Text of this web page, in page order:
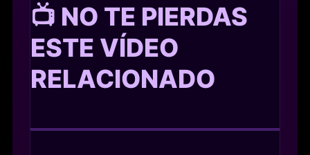
📺 NO TE PIERDAS
ESTE VÍDEO
RELACIONADO